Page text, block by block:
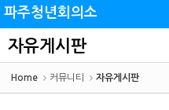
파주청년회의소
자유게시판
Home 커뮤니티 자유게시판